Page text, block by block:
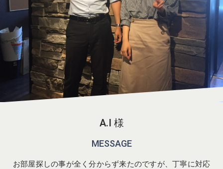
A.I 様
MESSAGE
お部屋探しの事が全く分からず来たのですが、丁寧に対応